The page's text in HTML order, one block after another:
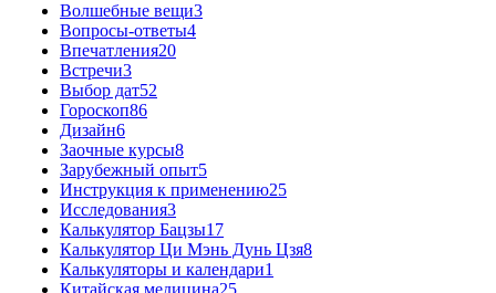
Волшебные вещи3
Вопросы-ответы4
Впечатления20
Встречи3
Выбор дат52
Гороскоп86
Дизайн6
Заочные курсы8
Зарубежный опыт5
Инструкция к применению25
Исследования3
Калькулятор Бацзы17
Калькулятор Ци Мэнь Дунь Цзя8
Калькуляторы и календари1